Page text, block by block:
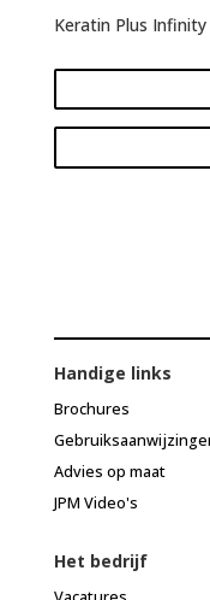
Keratin Plus
Handige links
Brochures
Advies op maat
JPM Video's
Het bedrijf